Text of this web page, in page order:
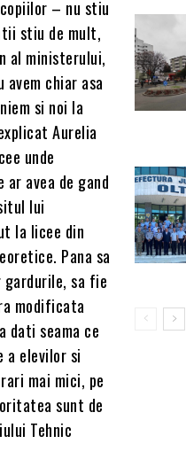
– nu stiu
stiu de mult,
al ministerului,
chiar asa
si noi la
Aurelia
unde
avea de gand
lui
la licee din
Pana sa
gardurile, sa fie
modificata
dati seama ce
a elevilor si
mai mici, pe
sunt de
Tehnic